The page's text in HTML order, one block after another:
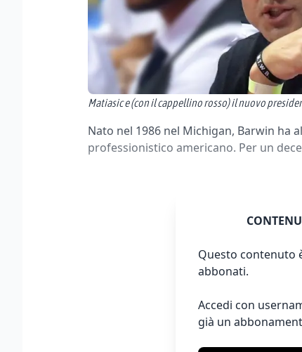
Matiasic e (con il cappellino rosso) il nuovo
Nato nel 1986 nel Michigan, Barwin ha
professionistico americano. Per un
Questo contenuto
abbonati.
Accedi con
già un